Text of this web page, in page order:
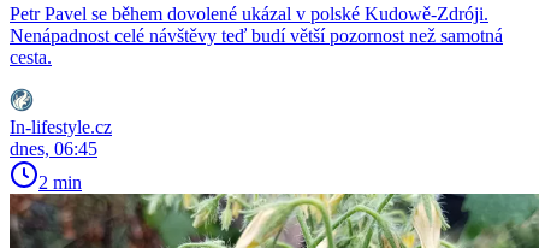
Petr Pavel se během dovolené ukázal v polské Kudowě-Zdróji.
Nenápadnost celé návštěvy teď budí větší pozornost než samotná
cesta.
In-lifestyle.cz
dnes, 06:45
2 min